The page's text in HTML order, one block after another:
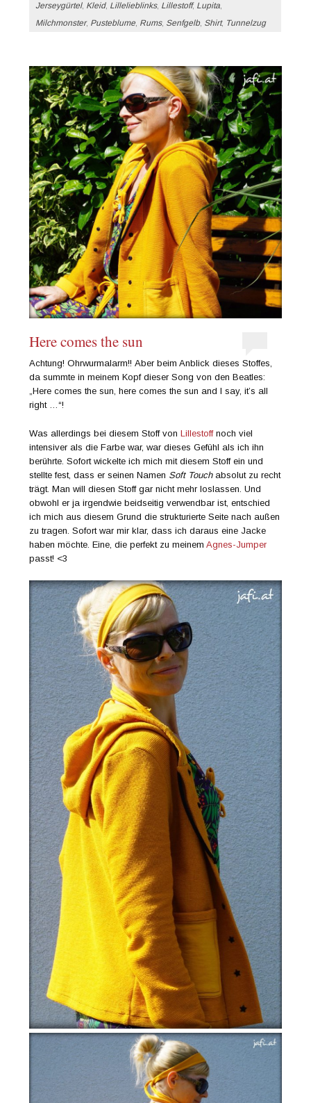
Jerseygürtel, Kleid, Lillelieblinks, Lillestoff, Lupita,
Milchmonster, Pusteblume, Rums, Senfgelb, Shirt, Tunnelzug
Here comes the sun
Achtung! Ohrwurmalarm!! Aber beim Anblick dieses Stoffes,
da summte in meinem Kopf dieser Song von den Beatles:
„Here comes the sun, here comes the sun and I say, it’s all
right …“!
Was allerdings bei diesem Stoff vonLillestoffnoch viel
intensiver als die Farbe war, war dieses Gefühl als ich ihn
berührte. Sofort wickelte ich mich mit diesem Stoff ein und
stellte fest, dass er seinen Namen Soft Touchabsolut zu recht
trägt. Man will diesen Stoff gar nicht mehr loslassen. Und
obwohl er ja irgendwie beidseitig verwendbar ist, entschied
ich mich aus diesem Grund die strukturierte Seite nach außen
zu tragen. Sofort war mir klar, dass ich daraus eine Jacke
haben möchte. Eine, die perfekt zu meinemAgnes-Jumper
passt! <3